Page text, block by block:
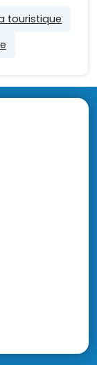
touristique